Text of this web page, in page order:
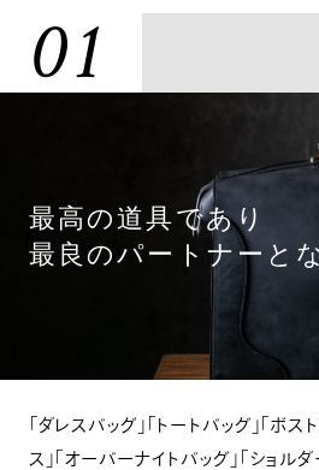
01
最高の道具であり
最良のパートナーと
「ダレスバッグ」「トートバッグ」「ボス
ス」「オーバーナイトバッグ」「ショル